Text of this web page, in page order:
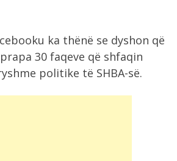
ka thënë se dyshon që
30 faqeve që shfaqin
politike të SHBA-së.